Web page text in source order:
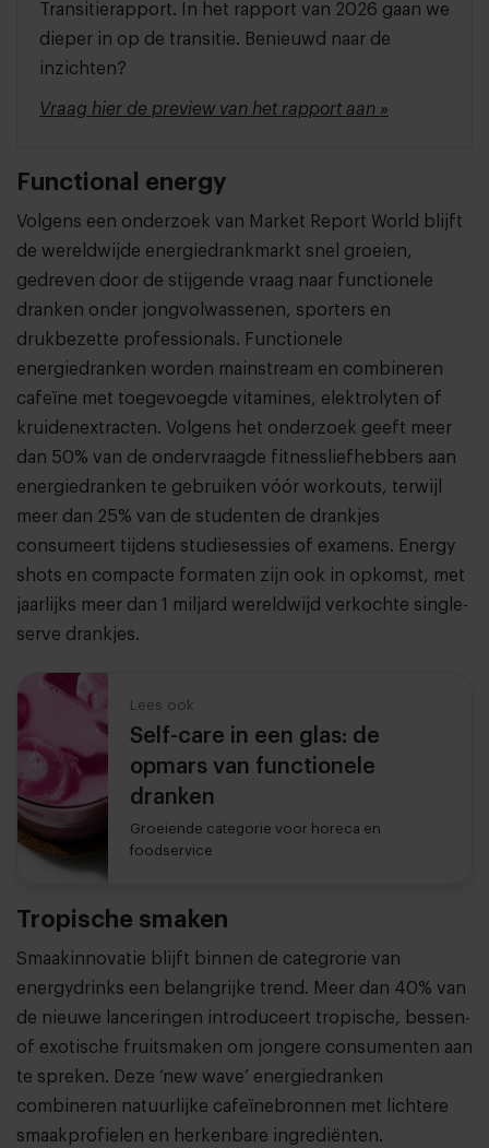
Transitierapport. In het rapport van 2026 gaan we
dieper in op de transitie. Benieuwd naar de
inzichten?
Vraag hier de preview van het rapport aan »
Functional energy
Volgens een onderzoek van Market Report World blijft
de wereldwijde energiedrankmarkt snel groeien,
gedreven door de stijgende vraag naar functionele
dranken onder jongvolwassenen, sporters en
drukbezette professionals. Functionele
energiedranken worden mainstream en combineren
cafeïne met toegevoegde vitamines, elektrolyten of
kruidenextracten. Volgens het onderzoek geeft meer
dan 50% van de ondervraagde fitnessliefhebbers aan
energiedranken te gebruiken vóór workouts, terwijl
meer dan 25% van de studenten de drankjes
consumeert tijdens studiesessies of examens. Energy
shots en compacte formaten zijn ook in opkomst, met
jaarlijks meer dan 1 miljard wereldwijd verkochte single-
serve drankjes.
Lees ook
Self-care in een glas: de
opmars van functionele
dranken
Groeiende categorie voor horeca en
foodservice
Tropische smaken
Smaakinnovatie blijft binnen de categrorie van
energydrinks een belangrijke trend. Meer dan 40% van
de nieuwe lanceringen introduceert tropische, bessen-
of exotische fruitsmaken om jongere consumenten aan
te spreken. Deze ‘new wave’ energiedranken
combineren natuurlijke cafeïnebronnen met lichtere
smaakprofielen en herkenbare ingrediënten.